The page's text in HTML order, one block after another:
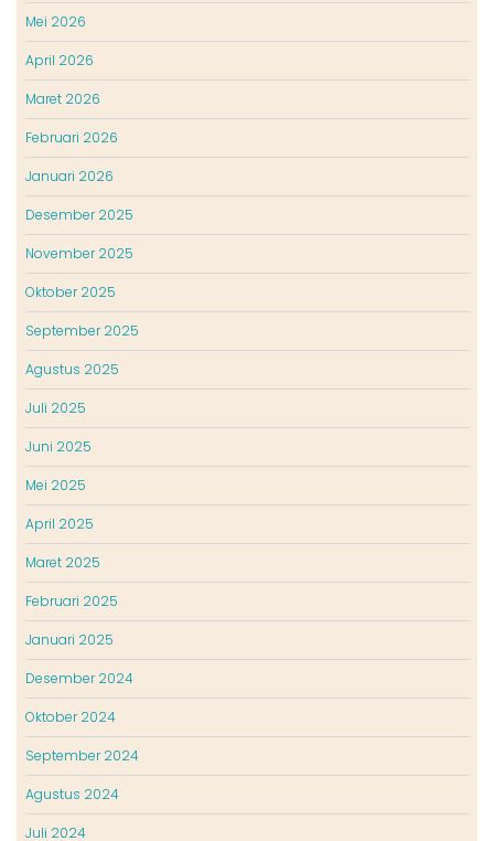
Mei 2026
April 2026
Maret 2026
Februari 2026
Januari 2026
Desember 2025
November 2025
Oktober 2025
September 2025
Agustus 2025
Juli 2025
Juni 2025
Mei 2025
April 2025
Maret 2025
Februari 2025
Januari 2025
Desember 2024
Oktober 2024
September 2024
Agustus 2024
Juli 2024